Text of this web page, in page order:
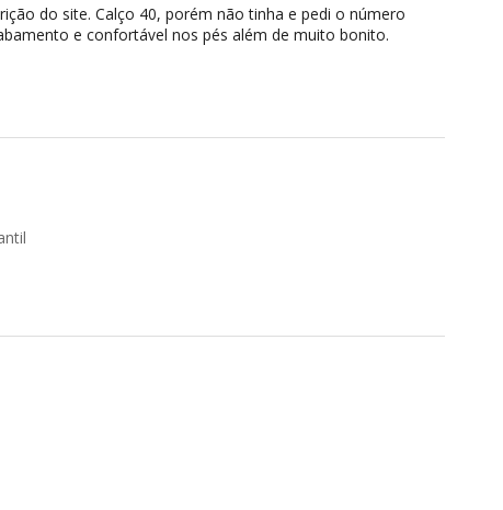
do site. Calço 40, porém não tinha e pedi o número
e confortável nos pés além de muito bonito.